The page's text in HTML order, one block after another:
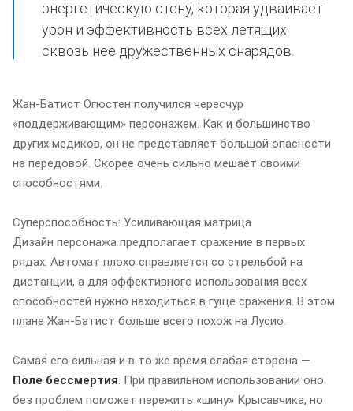
энергетическую стену, которая удваивает
урон и эффективность всех летящих
сквозь нее дружественных снарядов.
Жан-Батист Огюстен получился чересчур
«поддерживающим» персонажем. Как и большинство
других медиков, он не представляет большой опасности
на передовой. Скорее очень сильно мешает своими
способностями.
Суперспособность: Усиливающая матрица
Дизайн персонажа предполагает сражение в первых
рядах. Автомат плохо справляется со стрельбой на
дистанции, а для эффективного использования всех
способностей нужно находиться в гуще сражения. В этом
плане Жан-Батист больше всего похож на Лусио.
Самая его сильная и в то же время слабая сторона —
Поле бессмертия. При правильном использовании оно
без проблем поможет пережить «шину» Крысавчика, но